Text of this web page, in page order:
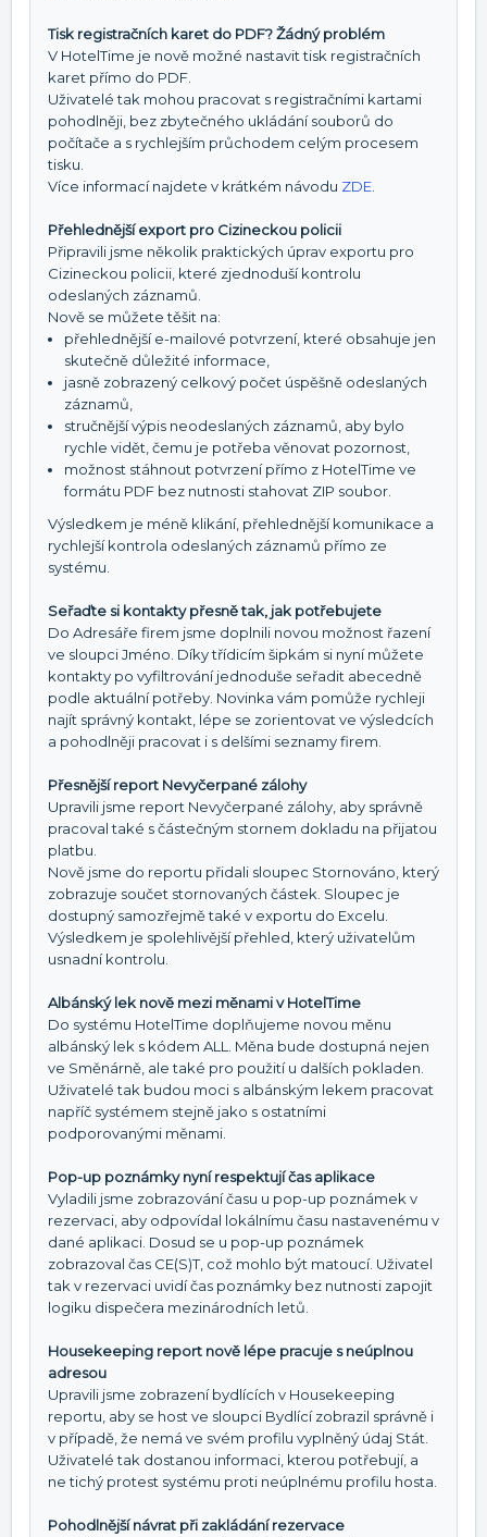
Tisk registračních karet do PDF? Žádný problém
V HotelTime je nově možné nastavit tisk registračních
karet přímo do PDF.
Uživatelé tak mohou pracovat s registračními kartami
pohodlněji, bez zbytečného ukládání souborů do
počítače a s rychlejším průchodem celým procesem
tisku.
Více informací najdete v krátkém návodu ZDE
Přehlednější export pro Cizineckou policii
Připravili jsme několik praktických úprav exportu pro
Cizineckou policii, které zjednoduší kontrolu
odeslaných záznamů.
Nově se můžete těšit na:
přehlednější e-mailové potvrzení, které obsahuje jen
skutečně důležité informace,
jasně zobrazený celkový počet úspěšně odeslaných
záznamů,
stručnější výpis neodeslaných záznamů, aby bylo
rychle vidět, čemu je potřeba věnovat pozornost,
možnost stáhnout potvrzení přímo z HotelTime ve
formátu PDF bez nutnosti stahovat ZIP soubor.
Výsledkem je méně klikání, přehlednější komunikace a
rychlejší kontrola odeslaných záznamů přímo ze
systému.
Seřaďte si kontakty přesně tak, jak potřebujete
Do Adresáře firem jsme doplnili novou možnost řazení
ve sloupci Jméno. Díky třídicím šipkám si nyní můžete
kontakty po vyfiltrování jednoduše seřadit abecedně
podle aktuální potřeby. Novinka vám pomůže rychleji
najít správný kontakt, lépe se zorientovat ve výsledcích
a pohodlněji pracovat i s delšími seznamy firem.
Přesnější report Nevyčerpané zálohy
Upravili jsme report Nevyčerpané zálohy, aby správně
pracoval také s částečným stornem dokladu na přijatou
platbu.
Nově jsme do reportu přidali sloupec Stornováno, který
zobrazuje součet stornovaných částek. Sloupec je
dostupný samozřejmě také v exportu do Excelu.
Výsledkem je spolehlivější přehled, který uživatelům
usnadní kontrolu.
Albánský lek nově mezi měnami v HotelTime
Do systému HotelTime doplňujeme novou měnu
albánský lek s kódem ALL. Měna bude dostupná nejen
ve Směnárně, ale také pro použití u dalších pokladen.
Uživatelé tak budou moci s albánským lekem pracovat
napříč systémem stejně jako s ostatními
podporovanými měnami.
Pop-up poznámky nyní respektují čas aplikace
Vyladili jsme zobrazování času u pop-up poznámek v
rezervaci, aby odpovídal lokálnímu času nastavenému v
dané aplikaci. Dosud se u pop-up poznámek
zobrazoval čas CE(S)T, což mohlo být matoucí. Uživatel
tak v rezervaci uvidí čas poznámky bez nutnosti zapojit
logiku dispečera mezinárodních letů.
Housekeeping report nově lépe pracuje s neúplnou
adresou
Upravili jsme zobrazení bydlících v Housekeeping
reportu, aby se host ve sloupci Bydlící zobrazil správně i
v případě, že nemá ve svém profilu vyplněný údaj Stát.
Uživatelé tak dostanou informaci, kterou potřebují, a
ne tichý protest systému proti neúplnému profilu hosta.
Pohodlnější návrat při zakládání rezervace